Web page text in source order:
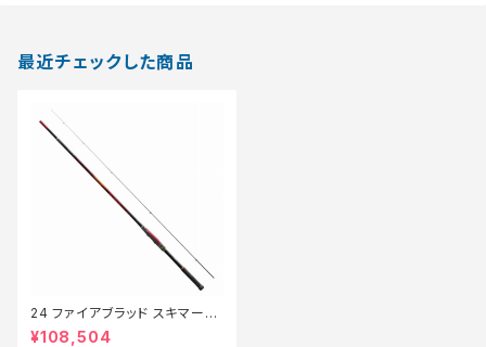
最近チェックした商品
24 ファイアブラッド スキマー1.1
-530【継続セール_ロッド】【10】
¥108,504